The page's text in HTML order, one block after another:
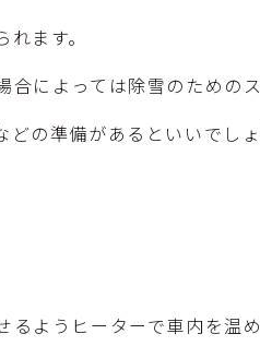
ます。
によっては除雪のための
の準備があるといいでしょ
ようヒーターで車内を温